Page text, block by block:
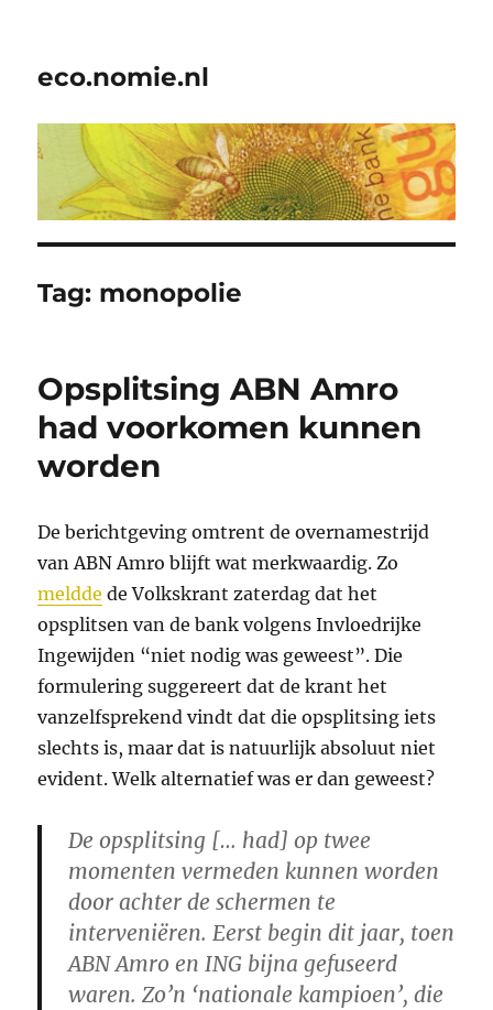
eco.nomie.nl
Tag: monopolie
Opsplitsing ABN Amro
had voorkomen kunnen
worden
De berichtgeving omtrent de overnamestrijd
van ABN Amro blijft wat merkwaardig. Zo
meldde de Volkskrant zaterdag dat het
opsplitsen van de bank volgens Invloedrijke
Ingewijden “niet nodig was geweest”. Die
formulering suggereert dat de krant het
vanzelfsprekend vindt dat die opsplitsing iets
slechts is, maar dat is natuurlijk absoluut niet
evident. Welk alternatief was er dan geweest?
De opsplitsing [… had] op twee
momenten vermeden kunnen worden
door achter de schermen te
interveniëren. Eerst begin dit jaar, toen
ABN Amro en ING bijna gefuseerd
waren. Zo’n ‘nationale kampioen’, die